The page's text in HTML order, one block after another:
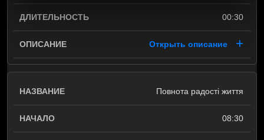
00:30
Открыть описание
Повнота радості життя
08:30